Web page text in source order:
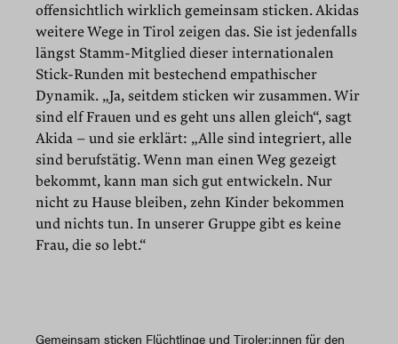
offensichtlich wirklich gemeinsam sticken. Akidas
weitere Wege in Tirol zeigen das. Sie ist jedenfalls
längst Stamm-Mitglied dieser internationalen
Stick-Runden mit bestechend empathischer
Dynamik. „Ja, seitdem sticken wir zusammen. Wir
sind elf Frauen und es geht uns allen gleich“, sagt
Akida – und sie erklärt: „Alle sind integriert, alle
sind berufstätig. Wenn man einen Weg gezeigt
bekommt, kann man sich gut entwickeln. Nur
nicht zu Hause bleiben, zehn Kinder bekommen
und nichts tun. In unserer Gruppe gibt es keine
Frau, die so lebt.“
Gemeinsam sticken Flüchtlinge und Tiroler:innen für den